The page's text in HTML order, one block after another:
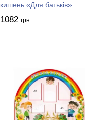
кишень «Для батьків»
1082 грн